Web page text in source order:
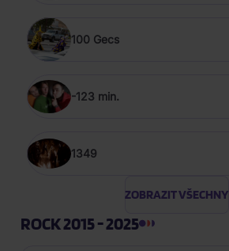
100 Gecs
-123 min.
1349
ZOBRAZIT VŠECHNY
ROCK 2015 - 2025